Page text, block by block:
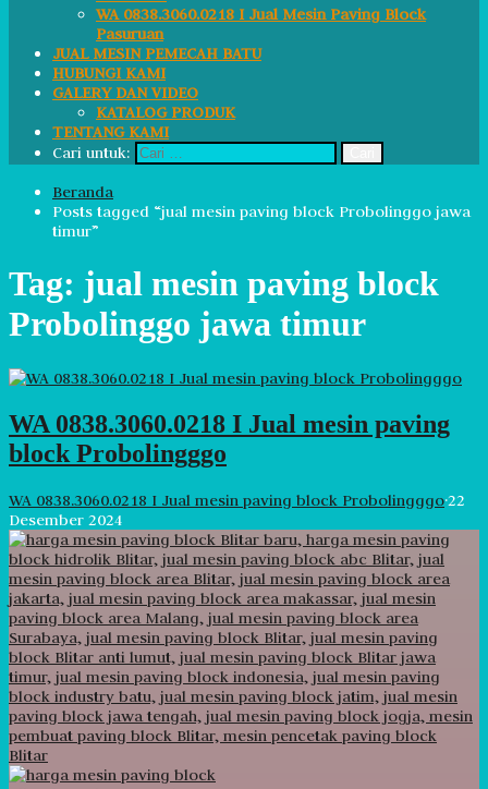
WA 0838.3060.0218 I Jual Mesin Paving Block
Pasuruan
JUAL MESIN PEMECAH BATU
HUBUNGI KAMI
GALERY DAN VIDEO
KATALOG PRODUK
TENTANG KAMI
Cari untuk:
Beranda
Posts tagged “jual mesin paving block Probolinggo jawa
timur”
Tag: jual mesin paving block
Probolinggo jawa timur
WA 0838.3060.0218 I Jual mesin paving
block Probolingggo
WA 0838.3060.0218 I Jual mesin paving block Probolingggo·22
Desember 2024